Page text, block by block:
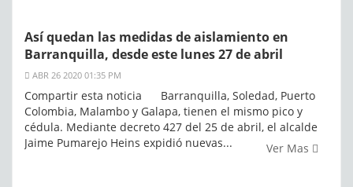
Así quedan las medidas de aislamiento en
Barranquilla, desde este lunes 27 de abril
ABR 26 2020 01:35 PM
Compartir esta noticia Barranquilla, Soledad, Puerto
Colombia, Malambo y Galapa, tienen el mismo pico y
cédula. Mediante decreto 427 del 25 de abril, el alcalde
Jaime Pumarejo Heins expidió nuevas...
Ver Mas